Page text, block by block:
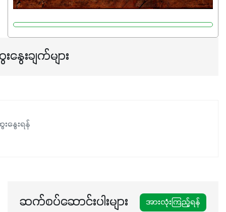
လုပ်ငန်းစဉ်များကိုလည်း အားပေးပါတယ်။ လုံလောက်တဲ့
Potassium 8%က အပင်ရဲ့ ရောဂါဒဏ်၊ရာသီဥတုဒဏ်ခံနိုင်ရည်
အရသာ ပိုမိုကောင်းမွန်စေဖို့အတွက် လိုအပ်တဲ့အာဟာရဓာတ်
ဖြစ်ပါတယ်။ ဟူးမစ်အက်စစ်ပါဝင်ပေါင်းစပ်ထားတဲ့အတွက်
နှံစားသီးနှံများ၊ပဲအမျိုးမျိုး၊ဟင်းသီးဟင်းရွက်နဲ့ ဥယျာဉ်ခြံသီးနှံ
အားလုံးမှာ အသုံးပြုနိုင်တယ်ဆိုတော့ တစ်မျိုးတည်းနဲ့ အားလုံး
နွေးချက်များ
နွေးရန်
ဆက်စပ်ဆောင်းပါးများ အားလုံးကြည့်ရန်